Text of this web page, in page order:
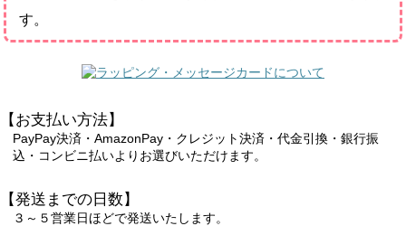
す。
【お支払い方法】
PayPay決済・AmazonPay・クレジット決済・代金引換・銀行振
込・コンビニ払いよりお選びいただけます。
【発送までの日数】
３～５営業日ほどで発送いたします。